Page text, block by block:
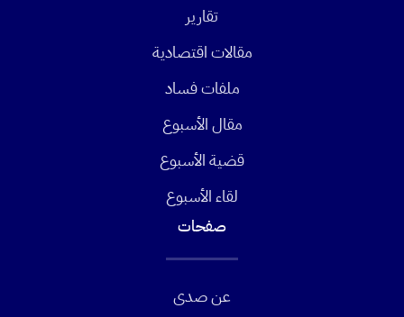
تقارير
مقالات اقتصادية
ملفات فساد
مقال الأسبوع
قضية الأسبوع
لقاء الأسبوع
صفحات
عن صدى